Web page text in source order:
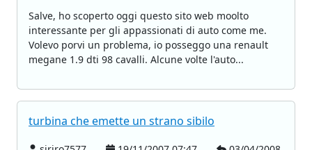
Salve, ho scoperto oggi questo sito web moolto
interessante per gli appassionati di auto come me.
Volevo porvi un problema, io posseggo una renault
megane 1.9 dti 98 cavalli. Alcune volte l'auto...
turbina che emette un strano sibilo